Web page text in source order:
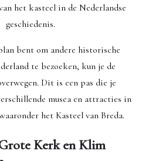
het kasteel in de Nederlandse
geschiedenis.
bent om andere historische
te bezoeken, kun je de
Dit is een pas die je
musea en attracties in
het Kasteel van Breda.
Kerk en Klim